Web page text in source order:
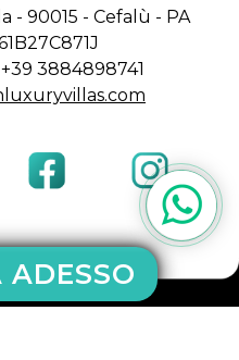
- 90015 - Cefalù - PA
3884898741
ADESSO